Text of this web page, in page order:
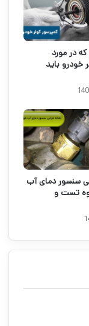
در مورد
خودرو باید
سنسور دمای آب
تست و